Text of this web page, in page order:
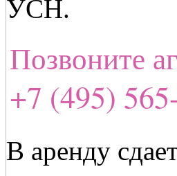
УСН.
Позвоните
+7 (495)
В аренду